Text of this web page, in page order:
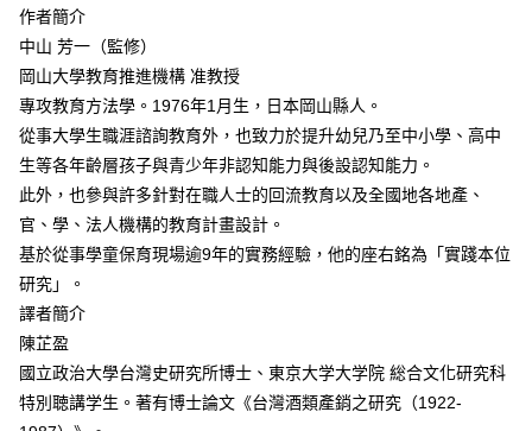
作者簡介
中山 芳一（監修）
岡山大學教育推進機構 准教授
專攻教育方法學。1976年1月生，日本岡山縣人。
從事大學生職涯諮詢教育外，也致力於提升幼兒乃至中小學、高中
生等各年齡層孩子與青少年非認知能力與後設認知能力。
此外，也參與許多針對在職人士的回流教育以及全國地各地產、
官、學、法人機構的教育計畫設計。
基於從事學童保育現場逾9年的實務經驗，他的座右銘為「實踐本位
研究」。
譯者簡介
陳芷盈
國立政治大學台灣史研究所博士、東京大学大学院 総合文化研究科
特別聴講学生。著有博士論文《台灣酒類產銷之研究（1922-